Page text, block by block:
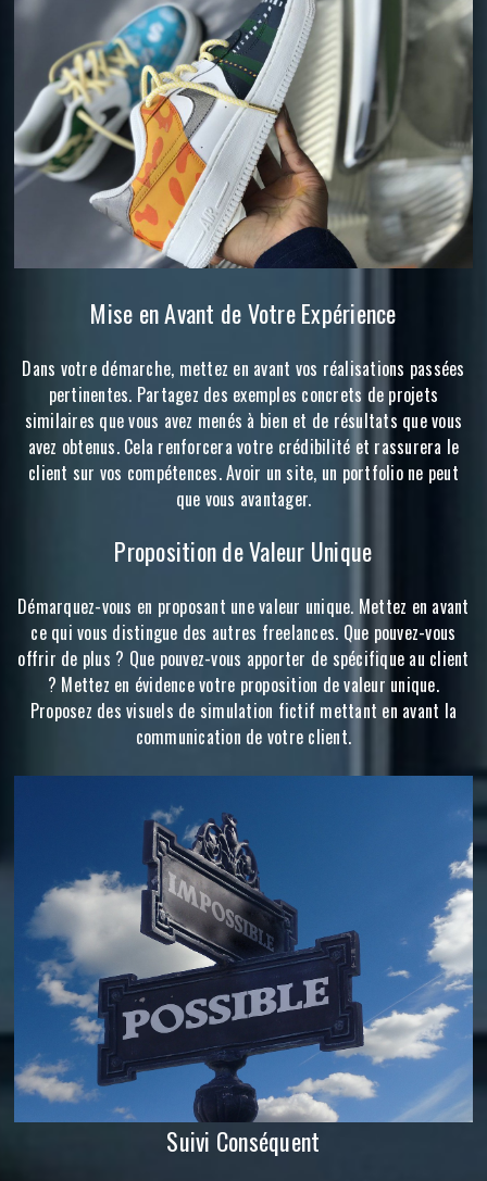
Mise en Avant de Votre Expérience
Dans votre démarche, mettez en avant vos réalisations passées
pertinentes. Partagez des exemples concrets de projets
similaires que vous avez menés à bien et de résultats que vous
avez obtenus. Cela renforcera votre crédibilité et rassurera le
client sur vos compétences. Avoir un site, un portfolio ne peut
que vous avantager.
Proposition de Valeur Unique
Démarquez-vous en proposant une valeur unique. Mettez en avant
ce qui vous distingue des autres freelances. Que pouvez-vous
offrir de plus ? Que pouvez-vous apporter de spécifique au client
? Mettez en évidence votre proposition de valeur unique.
Proposez des visuels de simulation fictif mettant en avant la
communication de votre client.
Suivi Conséquent